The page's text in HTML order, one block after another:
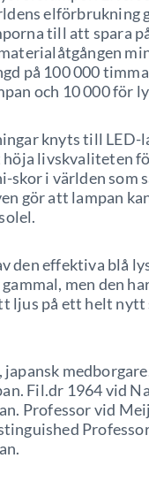
elförbrukning
till att spara
på 100 000
och 10 000 för
knyts till LED-
livskvaliteten
skor i världen som
gör att lampan
den effektiva blå
men den
ljus på ett helt
, japansk
Fil.dr 1964 vid
Professor vid